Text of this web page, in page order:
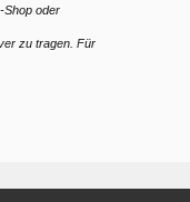
Shop oder
zu tragen. Für